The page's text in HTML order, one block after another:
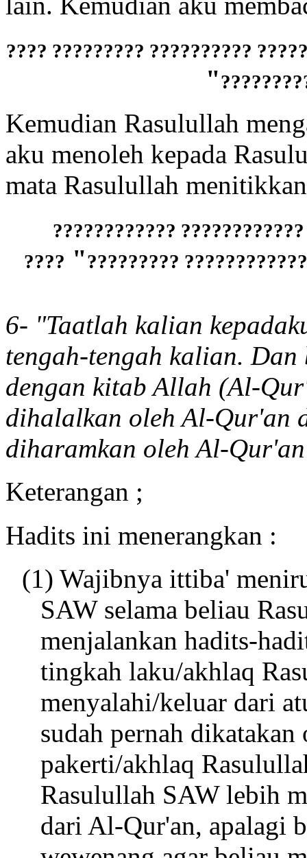
???????? ????? ??????? ????
?????
"
Kemudian Rasulullah
aku menoleh kepada
mata Rasulullah
?????????????? ???
????????? ?????
"
????
6- "Taatlah kalian
tengah-tengah kalian.
dengan kitab Allah (Al-
dihalalkan oleh Al-Qur'an
diharamkan oleh Al-
Keterangan ;
Hadits ini menerangkan :
(1) Wajibnya ittiba'
SAW selama beliau
menjalankan hadits-
tingkah laku/akhlaq
menyalahi/keluar dari
sudah pernah
pakerti/akhlaq
Rasulullah SAW lebih
dari Al-Qur'an, apalagi